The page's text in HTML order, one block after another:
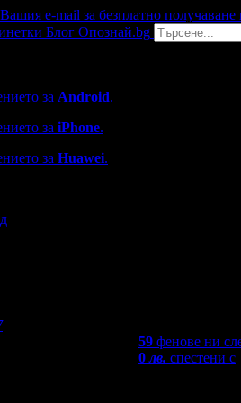
e-mail за безплатно
Блог Опознай.bg
за Android.
за iPhone.
за Huawei.
59 фенове ни
0лв. спестени с